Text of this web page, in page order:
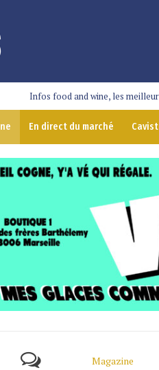
Infos food and wine, les
En direct du marché
Magazine